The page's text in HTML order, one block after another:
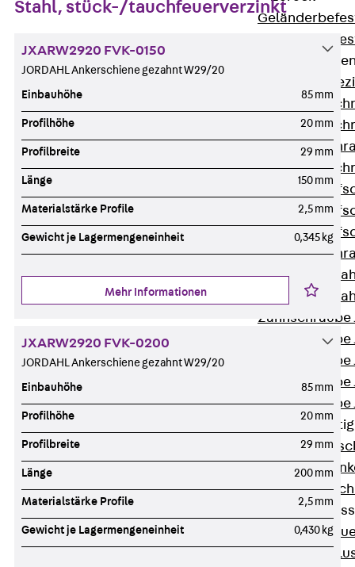
Zahnschraube
Zahnschraube
Zahnschraube
Zahnschraube
Zahnschraube
Zurück
Zurück
Stahl, stück-/tauchfeuerverzinkt
JXARW2920 FVK-0150
JORDAHL Ankerschiene gezahnt W29/20
Einbauhöhe 85 mm
Profilhöhe 20 mm
Profilbreite 29 mm
Länge 150 mm
Materialstärke Profile 2,5 mm
Gewicht je Lagermengeneinheit 0,345 kg
Mehr Informationen
JXARW2920 FVK-0200
JORDAHL Ankerschiene gezahnt W29/20
Einbauhöhe 85 mm
Profilhöhe 20 mm
Profilbreite 29 mm
Länge 200 mm
Materialstärke Profile 2,5 mm
Gewicht je Lagermengeneinheit 0,430 kg